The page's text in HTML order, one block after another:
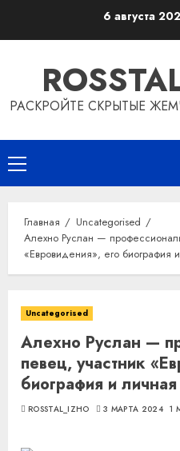
6 августа
РАСКРОЙТЕ СКРЫТЫЕ
Основное
меню
Главная
Uncategorised
Алехно Руслан —
«Евровидения», его биография
Uncategorised
Алехно Руслан —
певец, участник
биография и
ROSSTAL_IZHO 3 МАРТА 2024 1